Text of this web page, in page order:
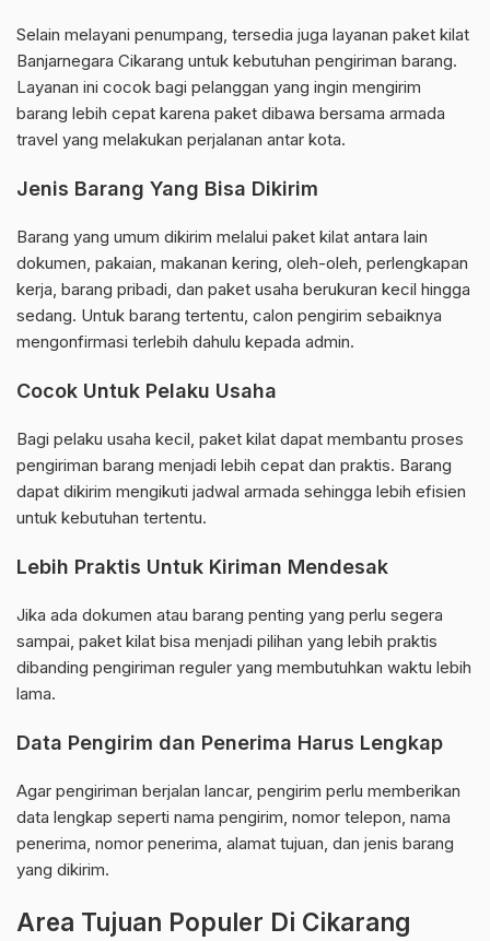
Selain melayani penumpang, tersedia juga layanan paket kilat
Banjarnegara Cikarang untuk kebutuhan pengiriman barang.
Layanan ini cocok bagi pelanggan yang ingin mengirim
barang lebih cepat karena paket dibawa bersama armada
travel yang melakukan perjalanan antar kota.
Jenis Barang Yang Bisa Dikirim
Barang yang umum dikirim melalui paket kilat antara lain
dokumen, pakaian, makanan kering, oleh-oleh, perlengkapan
kerja, barang pribadi, dan paket usaha berukuran kecil hingga
sedang. Untuk barang tertentu, calon pengirim sebaiknya
mengonfirmasi terlebih dahulu kepada admin.
Cocok Untuk Pelaku Usaha
Bagi pelaku usaha kecil, paket kilat dapat membantu proses
pengiriman barang menjadi lebih cepat dan praktis. Barang
dapat dikirim mengikuti jadwal armada sehingga lebih efisien
untuk kebutuhan tertentu.
Lebih Praktis Untuk Kiriman Mendesak
Jika ada dokumen atau barang penting yang perlu segera
sampai, paket kilat bisa menjadi pilihan yang lebih praktis
dibanding pengiriman reguler yang membutuhkan waktu lebih
lama.
Data Pengirim dan Penerima Harus Lengkap
Agar pengiriman berjalan lancar, pengirim perlu memberikan
data lengkap seperti nama pengirim, nomor telepon, nama
penerima, nomor penerima, alamat tujuan, dan jenis barang
yang dikirim.
Area Tujuan Populer Di Cikarang